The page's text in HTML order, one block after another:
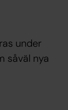
under
såväl nya